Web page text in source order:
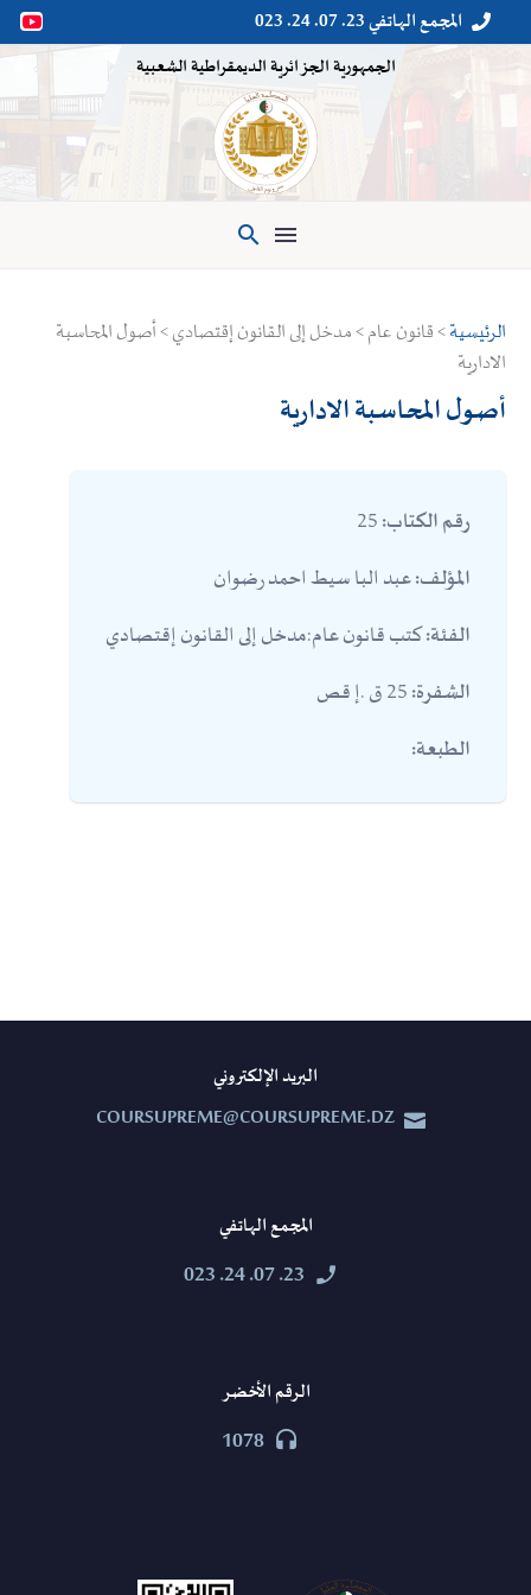

 المجمع الهاتفي 23. 07. 24. 023
الجمهورية الجزائرية الديمقراطية الشعبية

الرئيسية> قانون عام > مدخل إلى القانون إقتصادي > أصول المحاسبة
الادارية
أصول المحاسبة الادارية
رقم الكتاب:
المؤلف:عبد البا سيط احمد رضوان
الفئة:كتب قانون عام:مدخل إلى القانون إقتصادي
الشفرة:
الطبعة:
البريد الإلكتروني


COURSUPREME@COURSUPREME.DZ
المجمع الهاتفي


23. 07. 24. 023
الرقم الأخضر


1078